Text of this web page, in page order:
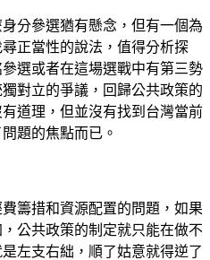
分參選猶有懸念，但有一個為
正當性的說法，值得分析探
選或者在這場選戰中有第三勢
對立的爭議，回歸公共政策的
道理，但並沒有找到台灣當前
題的焦點而已。
籌措和資源配置的問題，如果
公共政策的制定就只能在做不
左支右絀，順了姑意就得逆了